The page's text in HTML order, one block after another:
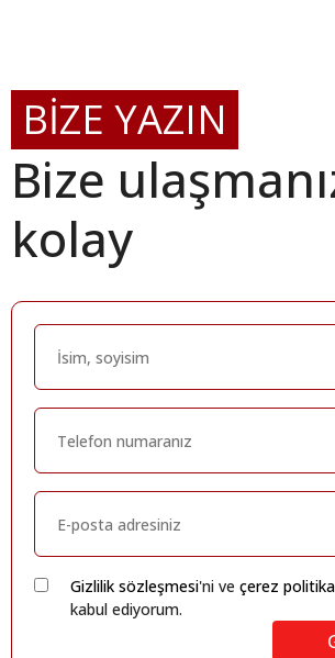
BİZE YAZIN
Bize
kolay
Gizlilik sözleşmesi'ni ve çerez
kabul ediyorum.